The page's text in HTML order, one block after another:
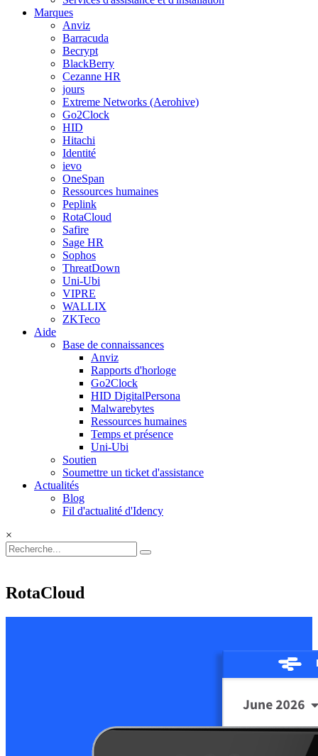
Marques
Anviz
Barracuda
Becrypt
BlackBerry
Cezanne HR
jours
Extreme Networks (Aerohive)
Go2Clock
HID
Hitachi
Identité
ievo
OneSpan
Ressources humaines
Peplink
RotaCloud
Safire
Sage HR
Sophos
ThreatDown
Uni-Ubi
VIPRE
WALLIX
ZKTeco
Aide
Base de connaissances
Anviz
Rapports d'horloge
Go2Clock
HID DigitalPersona
Malwarebytes
Ressources humaines
Temps et présence
Uni-Ubi
Soutien
Soumettre un ticket d'assistance
Actualités
Blog
Fil d'actualité d'Idency
×
RotaCloud